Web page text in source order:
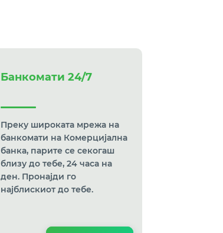
Банкомати 24/7
Преку широката мрежа на
банкомати на Комерцијална
банка, парите се секогаш
близу до тебе, 24 часа на
ден. Пронајди го
најблискиот до тебе.